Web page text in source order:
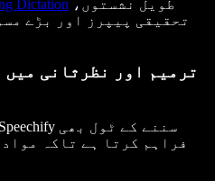
Dictation
تحقیقی پیپرز اور بڑے
فراہم کرتا ہے تاکہ